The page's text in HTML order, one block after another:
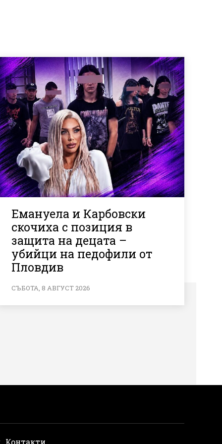
Емануела и Карбовски
скочиха с позиция в
защита на децата –
убийци на педофили от
Пловдив
СЪБОТА, 8 АВГУСТ 2026
Контакти